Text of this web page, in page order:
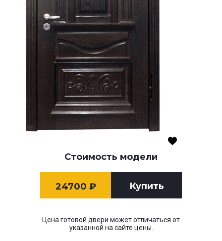
Стоимость модели
24700 ₽ Купить
Цена готовой двери может отличаться от
указанной на сайте цены.